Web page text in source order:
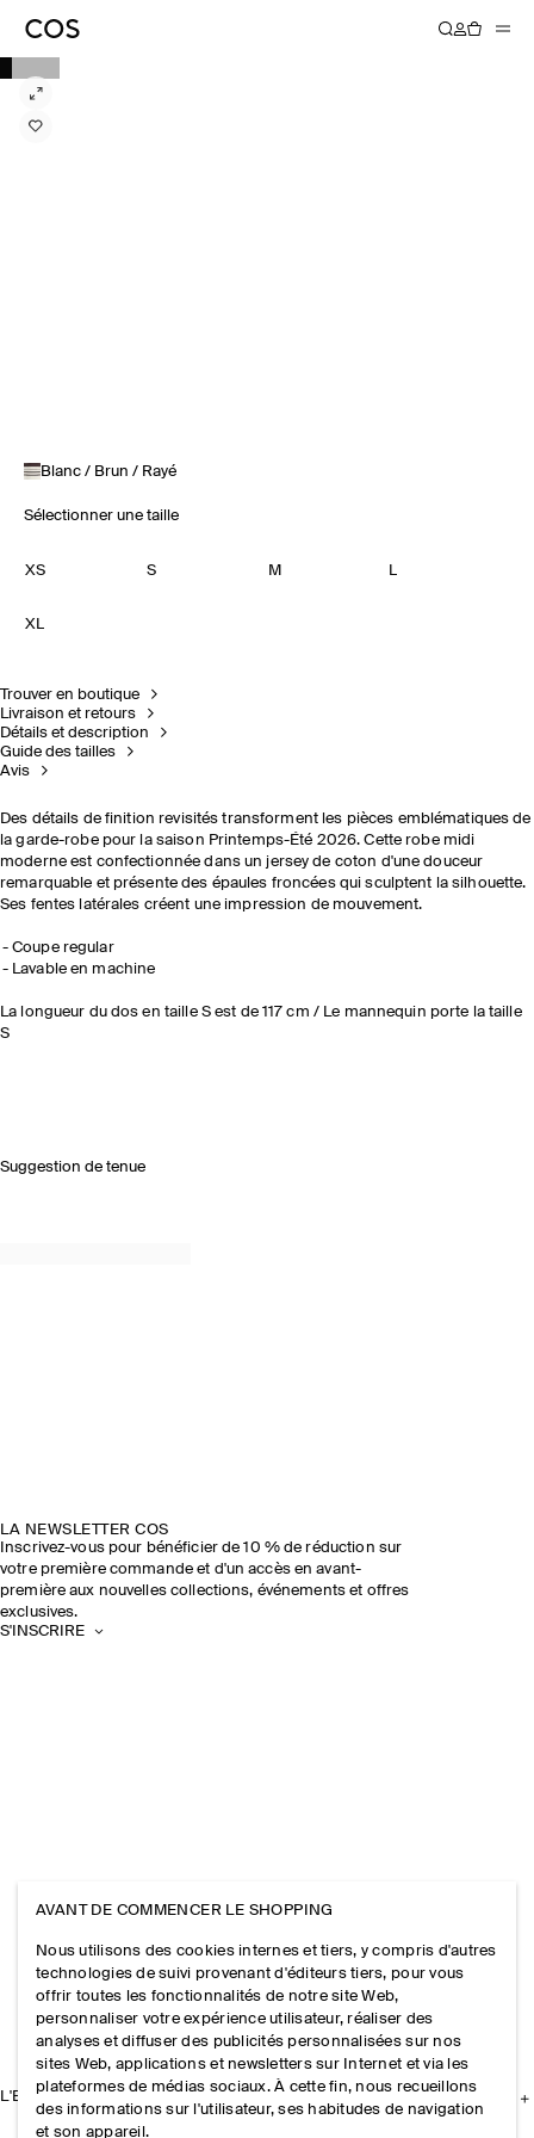
Blanc / Brun / Rayé
Sélectionner une taille
XS S M L
XL
Trouver en boutique
Livraison et retours
Détails et description
Guide des tailles
Avis
Des détails de finition revisités transforment les pièces emblématiques de
la garde-robe pour la saison Printemps-Été 2026. Cette robe midi
moderne est confectionnée dans un jersey de coton d'une douceur
remarquable et présente des épaules froncées qui sculptent la silhouette.
Ses fentes latérales créent une impression de mouvement.
Coupe regular
Lavable en machine
La longueur du dos en taille S est de 117 cm / Le mannequin porte la taille
S
Suggestion de tenue
LA NEWSLETTER COS
Inscrivez-vous pour bénéficier de 10 % de réduction sur
votre première commande et d'un accès en avant-
première aux nouvelles collections, événements et offres
exclusives.
S'INSCRIRE
L'ENTREPRISE
AVANT DE COMMENCER LE SHOPPING
Nous utilisons des cookies internes et tiers, y compris d'autres
technologies de suivi provenant d'éditeurs tiers, pour vous
offrir toutes les fonctionnalités de notre site Web,
personnaliser votre expérience utilisateur, réaliser des
analyses et diffuser des publicités personnalisées sur nos
sites Web, applications et newsletters sur Internet et via les
plateformes de médias sociaux. À cette fin, nous recueillons
des informations sur l'utilisateur, ses habitudes de navigation
et son appareil.